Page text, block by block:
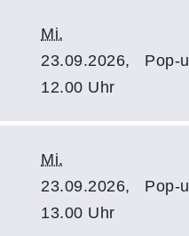
Mi.
23.09.2026,
12.00 Uhr
Pop-
Mi.
23.09.2026,
13.00 Uhr
Pop-